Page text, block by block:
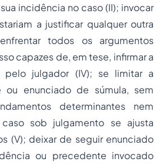
incidência no caso (II); invocar
a justificar qualquer outra
todos os argumentos
capazes de, em tese, infirmar a
pelo julgador (IV); se limitar a
ou enunciado de súmula, sem
determinantes nem
sob julgamento se ajusta
(V); deixar de seguir enunciado
ou precedente invocado